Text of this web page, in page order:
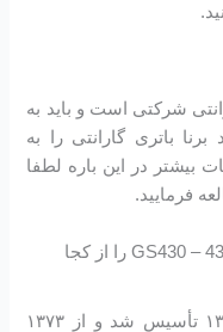
شرکتی است و باید به
باتری گارانتی را به
بیشتر در این باره لطفا
فرمایید.
باتری اصلی ماشین لکسوس جی اس 430 – GS430 را از کجا
شرکت تولیدی برنا باتری در سال ۱۳۶۹ تأسیس شد و از ۱۳۷۳